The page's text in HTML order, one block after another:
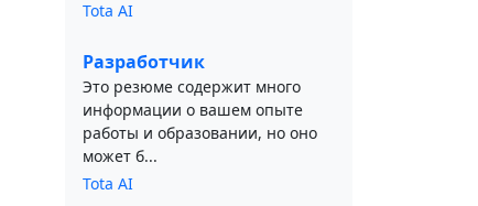
Tota AI
Разработчик
Это резюме содержит много
информации о вашем опыте
работы и образовании, но оно
может б...
Tota AI